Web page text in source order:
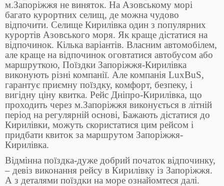
м.Запоріжжя не виняток. На Азовському морі
багато курортних селищ, де можна чудово
відпочити. Селище Кирилівка один з популярних
курортів Азовського моря. Як краще дістатися на
відпочинок. Кілька варіантів. Власним автомобілем,
але краще на відпочинок оговтатися автобусом або
маршруткою, Поїздки Запоріжжя-Кирилівка
виконують різні компанії. Але компанія LuxBuS,
гарантує приємну поїздку, комфорт, безпеку, і
вигідну ціну квитка. Рейс Дніпро-Кирилівка, що
проходить через м.Запоріжжя виконується в літній
період на регулярній основі, Бажають дістатися до
Кирилівки, можуть скористатися цим рейсом і
придбати квиток за маршрутом Запоріжжя-
Кирилівка.
Відмінна поїздка-дуже добрий початок відпочинку,
– девіз виконання рейсу в Кирилівку із Запоріжжя.
А з деталями поїздки на море ознайомтеся далі.